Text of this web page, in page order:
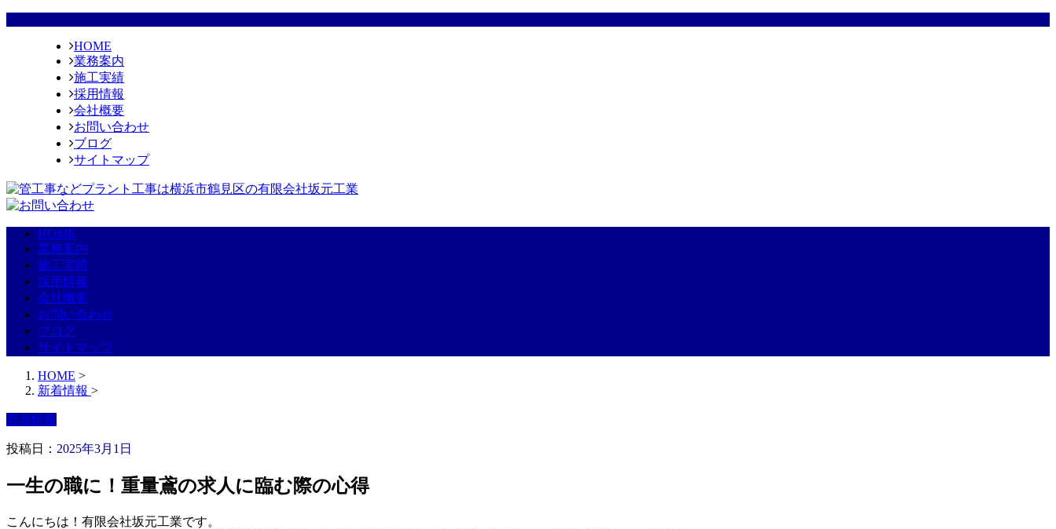
HOME
業務案内
施工実績
採用情報
会社概要
お問い合わせ
ブログ
サイトマップ
HOME
業務案内
施工実績
採用情報
会社概要
お問い合わせ
ブログ
サイトマップ
HOME >
新着情報 >
新着情報
投稿日： 2025年3月1日
一生の職に！重量鳶の求人に臨む際の心得
こんにちは！有限会社坂元工業です。